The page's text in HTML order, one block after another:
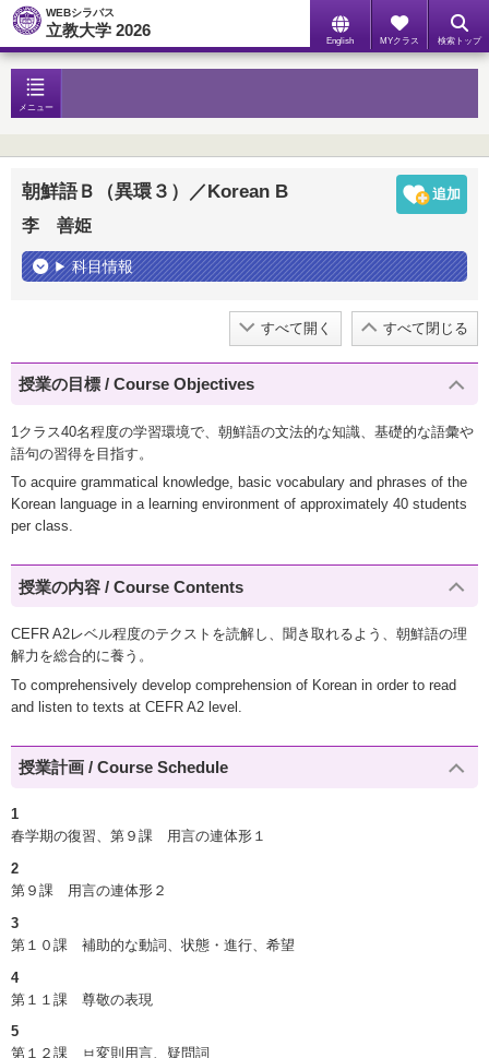
WEBシラバス
立教大学 2026
English MYクラス 検索トップ
メニュー
朝鮮語Ｂ（異環３）／Korean B
李 善姫
科目情報
すべて開く すべて閉じる
授業の目標 / Course Objectives
1クラス40名程度の学習環境で、朝鮮語の文法的な知識、基礎的な語彙や
語句の習得を目指す。
To acquire grammatical knowledge, basic vocabulary and phrases of the
Korean language in a learning environment of approximately 40 students
per class.
授業の内容 / Course Contents
CEFR A2レベル程度のテクストを読解し、聞き取れるよう、朝鮮語の理
解力を総合的に養う。
To comprehensively develop comprehension of Korean in order to read
and listen to texts at CEFR A2 level.
授業計画 / Course Schedule
1
春学期の復習、第９課 用言の連体形１
2
第９課 用言の連体形２
3
第１０課 補助的な動詞、状態・進行、希望
4
第１１課 尊敬の表現
5
第１２課
ㅂ変則用言、疑問詞